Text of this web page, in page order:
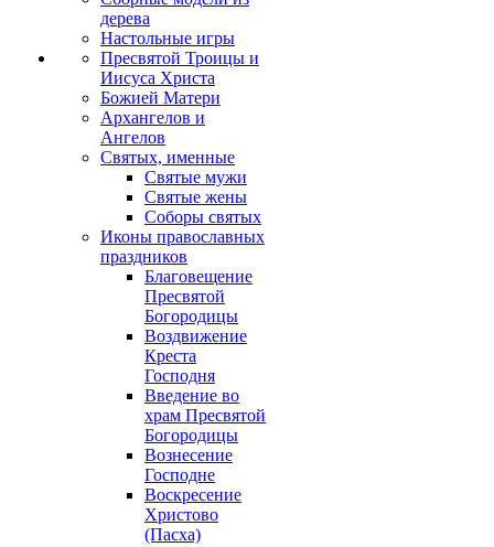
дерева
Настольные игры
Пресвятой Троицы и
Иисуса Христа
Божией Матери
Архангелов и
Ангелов
Святых, именные
Святые мужи
Святые жены
Соборы святых
Иконы православных
праздников
Благовещение
Пресвятой
Богородицы
Воздвижение
Креста
Господня
Введение во
храм Пресвятой
Богородицы
Вознесение
Господне
Воскресение
Христово
(Пасха)